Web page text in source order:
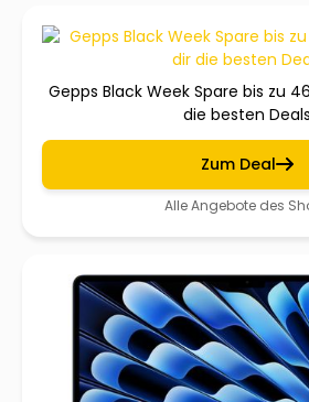
Gepps Black Week Spare bis zu
die besten Deals
Zum Deal
Alle Angebote des